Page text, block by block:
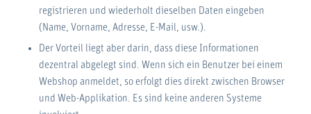
registrieren und wiederholt dieselben Daten eingeben
(Name, Vorname, Adresse, E-Mail, usw.).
Der Vorteil liegt aber darin, dass diese Informationen
dezentral abgelegt sind. Wenn sich ein Benutzer bei einem
Webshop anmeldet, so erfolgt dies direkt zwischen Browser
und Web-Applikation. Es sind keine anderen Systeme